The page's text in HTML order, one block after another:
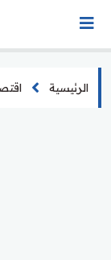
الرئيسية